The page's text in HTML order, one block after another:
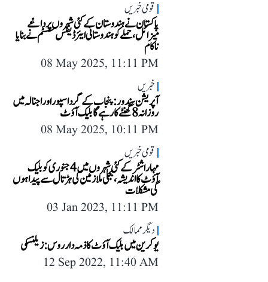
قومی خبریں
پاکستان نے ہندوستان کے کئی شہروں پر داغے
میزائل، حملے کو ہندوستانی ایئر ڈیفنس سسٹم نے بنایا
ناکام
08 May 2025, 11:11 PM
خبریں
آپریشن سندور: پنجاب کے گرداسپور اور اجنالہ میں
روزانہ 8 گھنٹے کا رہے گا بلیک آؤٹ
08 May 2025, 10:11 PM
قومی خبریں
مہاراشٹر کے کئی شہروں میں 4 جنوری کو بلیک
آؤٹ کا اندیشہ، بجلی ملازمین کی ہڑتال سے پیدا ہوں
گی مشکلات
03 Jan 2023, 11:11 PM
دیگر ممالک
یوکرین میں بلیک آؤٹ کا ذمہ دار روس: زیلنسکی
12 Sep 2022, 11:40 AM